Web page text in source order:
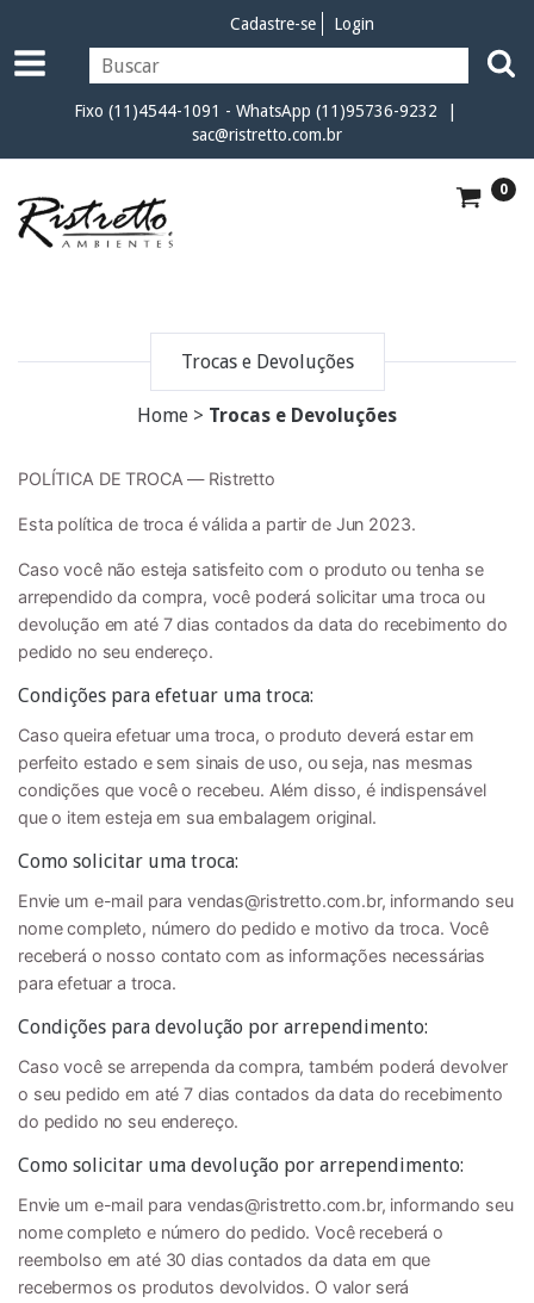
Cadastre-se Login
Fixo (11)4544-1091 - WhatsApp (11)95736-9232 |
sac@ristretto.com.br
0
Trocas e Devoluções
Home > Trocas e Devoluções
POLÍTICA DE TROCA — Ristretto
Esta política de troca é válida a partir de Jun 2023.
Caso você não esteja satisfeito com o produto ou tenha se
arrependido da compra, você poderá solicitar uma troca ou
devolução em até 7 dias contados da data do recebimento do
pedido no seu endereço.
Condições para efetuar uma troca:
Caso queira efetuar uma troca, o produto deverá estar em
perfeito estado e sem sinais de uso, ou seja, nas mesmas
condições que você o recebeu. Além disso, é indispensável
que o item esteja em sua embalagem original.
Como solicitar uma troca:
Envie um e-mail para vendas@ristretto.com.br, informando seu
nome completo, número do pedido e motivo da troca. Você
receberá o nosso contato com as informações necessárias
para efetuar a troca.
Condições para devolução por arrependimento:
Caso você se arrependa da compra, também poderá devolver
o seu pedido em até 7 dias contados da data do recebimento
do pedido no seu endereço.
Como solicitar uma devolução por arrependimento:
Envie um e-mail para vendas@ristretto.com.br, informando seu
nome completo e número do pedido. Você receberá o
reembolso em até 30 dias contados da data em que
recebermos os produtos devolvidos. O valor será